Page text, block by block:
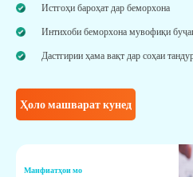
Истгоҳи бароҳат дар беморхона
Интихоби беморхона мувофиқи
Дастгирии ҳама вақт дар соҳаи
Ҳоло машварат кунед
Манфиатҳои мо